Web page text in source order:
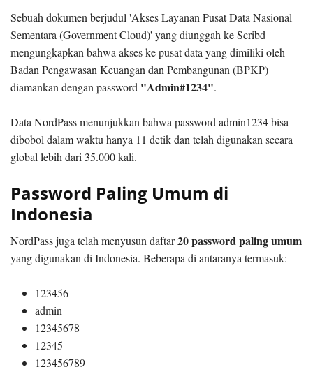
Sebuah dokumen berjudul 'Akses Layanan Pusat Data Nasional
Sementara (Government Cloud)' yang diunggah ke Scribd
mengungkapkan bahwa akses ke pusat data yang dimiliki oleh
Badan Pengawasan Keuangan dan Pembangunan (BPKP)
diamankan dengan password "Admin#1234".
Data NordPass menunjukkan bahwa password admin1234 bisa
dibobol dalam waktu hanya 11 detik dan telah digunakan secara
global lebih dari 35.000 kali.
Password Paling Umum di
Indonesia
NordPass juga telah menyusun daftar20 password paling umum
yang digunakan di Indonesia. Beberapa di antaranya termasuk:
123456
admin
12345678
12345
123456789